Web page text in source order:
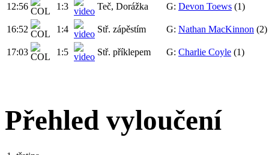
12:56 1:3 Teč, Dorážka G: Devon Toews (1)
16:52 1:4 Stř. zápěstím G: Nathan MacKinnon (2)
17:03 1:5 Stř. příklepem G: Charlie Coyle (1)
Přehled vyloučení